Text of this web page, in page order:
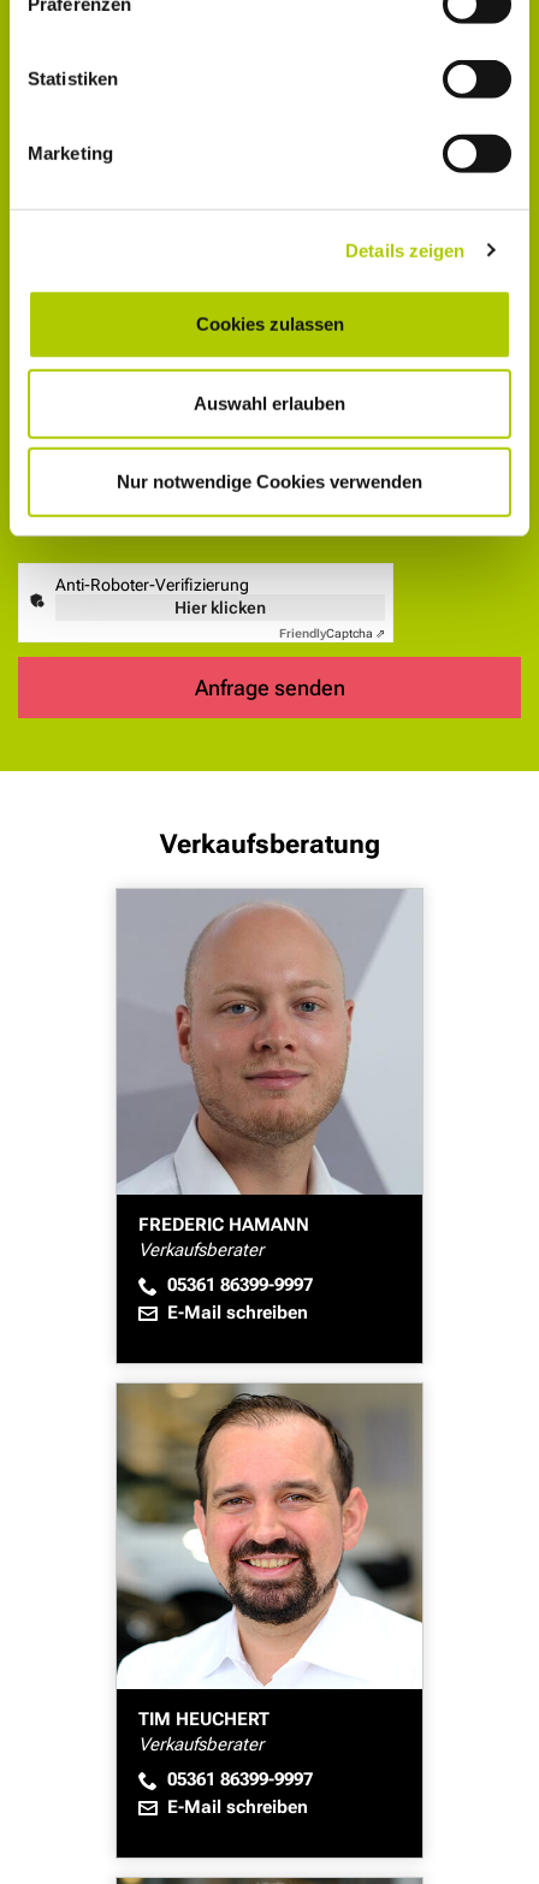
Statistiken
Marketing
Details zeigen
Cookies zulassen
Auswahl erlauben
Nur notwendige Cookies verwenden
Hiermit bestätige ich, dass ich die Datenschutz­
bestimmungzur Kenntnis genommen habe.
Anti-Roboter-Verifizierung
Hier klicken
FriendlyCaptcha ⇗
Anfrage senden
Verkaufsberatung
FREDERIC HAMANN
Verkaufsberater
05361 86399-9997
E-Mail schreiben
TIM HEUCHERT
Verkaufsberater
05361 86399-9997
E-Mail schreiben